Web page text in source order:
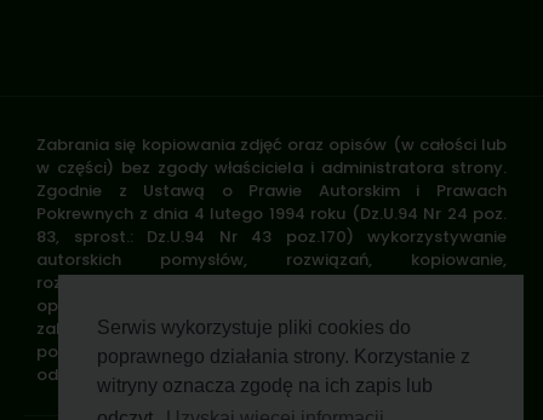
Serwis wykorzystuje pliki cookies do
poprawnego działania strony. Korzystanie z
witryny oznacza zgodę na ich zapis lub
Zabrania się kopiowania zdjęć oraz opisów (w całości lub
w części) bez zgody właściciela i administratora strony.
Zgodnie z Ustawą o Prawie Autorskim i Prawach
Pokrewnych z dnia 4 lutego 1994 roku (Dz.U.94 Nr 24 poz.
83, sprost.: Dz.U.94 Nr 43 poz.170) wykorzystywanie
autorskich pomysłów, rozwiązań, kopiowanie,
rozpowszechnianie zdjęć, fragmentów grafiki, tekstów
opisów w celach zarobkowych, bez zezwolenia autora jest
zabronione i stanowi naruszenie praw autorskich oraz
podlega karze. Znaki towarowe i graficzne są własnością
odpowiednich firm i/lub instytucji.